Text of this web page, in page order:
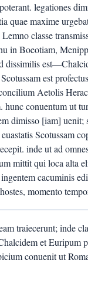
legationes
quae maxime
classe
in Boeotiam,
dissimilis
est
Aetolis
conuentum ut
dimisso [iam] uenit;
Scotussam
inde ut ad
mittit qui loca alta
cacuminis
momento
traiecerunt; inde
et Euripum
conuenit ut